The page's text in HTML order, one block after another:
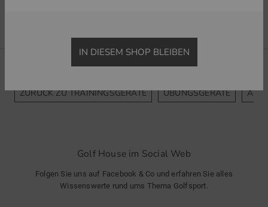
ZURÜCK ZU TRAININGSGERÄTE ÜBUNGSGERÄTE
Golf House im Social Web
Folgen Sie uns auf Facebook & Co und erfahren Sie alles
Wissenswerte rund ums Thema Golfsport.
IN DIESEM SHOP BLEIBEN